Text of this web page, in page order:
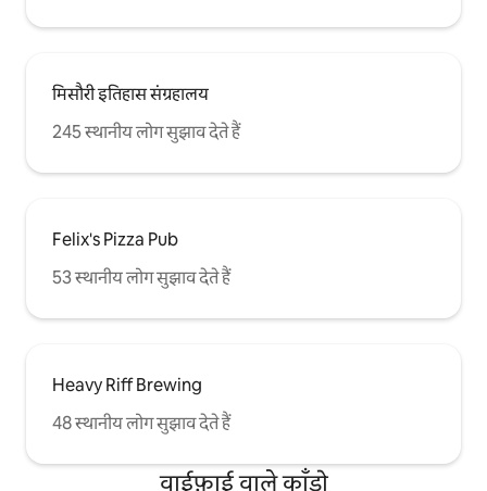
मिसौरी इतिहास संग्रहालय
245 स्थानीय लोग सुझाव देते हैं
Felix's Pizza Pub
53 स्थानीय लोग सुझाव देते हैं
Heavy Riff Brewing
48 स्थानीय लोग सुझाव देते हैं
वाईफ़ाई वाले काँडो